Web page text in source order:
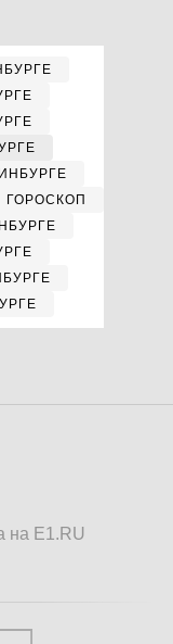
ГОРОСКОП
на E1.RU